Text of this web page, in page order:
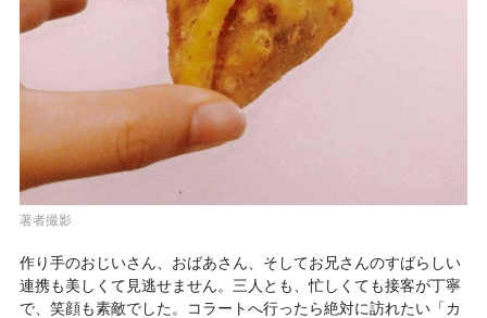
著者撮影
作り手のおじいさん、おばあさん、そしてお兄さんのすばらしい
連携も美しくて見逃せません。三人とも、忙しくても接客が丁寧
で、笑顔も素敵でした。コラートへ行ったら絶対に訪れたい「カ